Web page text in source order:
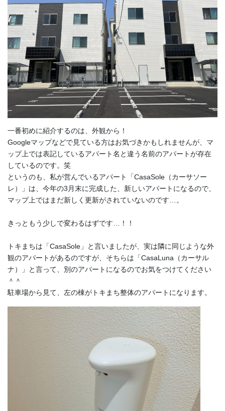
一番初めに紹介するのは、外観から！
Googleマップなどで見ている方はお気づきかもしれませんが、マ
ップ上では表記しているアパート名と違う名前のアパートが存在
しているのです。笑
というのも、私が営んでいるアパート「CasaSole（カーサソー
レ）」は、今年の3月末に完成した、新しいアパートになるので、
マップ上ではまだ新しく更新がされていないのです…。
きっともう少しで変わるはずです…！！
トキまちは「CasaSole」と言いましたが、実は隣に同じような外
観のアパートがあるのですが、そちらは「CasaLuna（カーサル
ナ）」と言って、別のアパートになるのでお気をつけてください
＾＾
駐車場から見て、左の棟がトキまち整体のアパートになります。